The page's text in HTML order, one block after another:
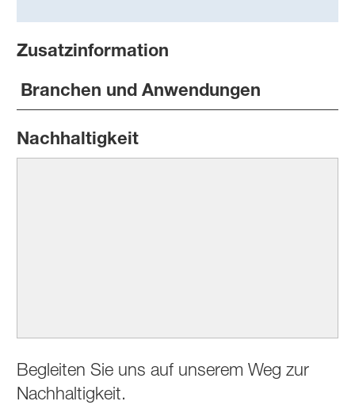
Zusatzinformation
Branchen und Anwendungen
Nachhaltigkeit
Begleiten Sie uns auf unserem Weg zur
Nachhaltigkeit.